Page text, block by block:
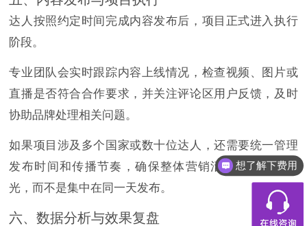
达人按照约定时间完成内容发布后，项目正式进入执行
阶段。
专业团队会实时跟踪内容上线情况，检查视频、图片或
直播是否符合合作要求，并关注评论区用户反馈，及时
协助品牌处理相关问题。
如果项目涉及多个国家或数十位达人，还需要统一管理
发布时间和传播节奏，确保整体营销活动形成持续曝
光，而不是集中在同一天发布。
六、数据分析与效果复盘
想了解下费用
都有什么服务